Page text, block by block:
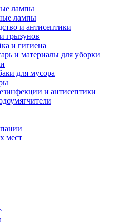
лампы
лампы
и антисептики
грызунов
и гигиена
и материалы для уборки
для мусора
и антисептики
мест